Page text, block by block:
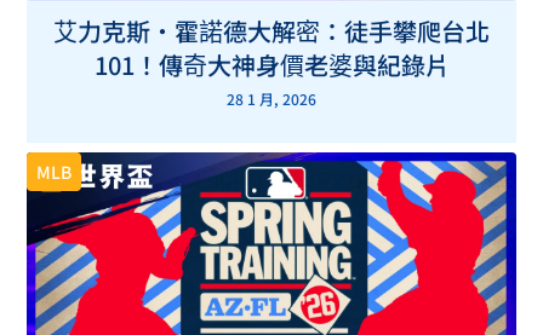
艾力克斯・霍諾德大解密：徒手攀爬台北
101！傳奇大神身價老婆與紀錄片
28 1 月, 2026
MLB